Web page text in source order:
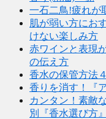
一石二鳥!疲れが
肌が弱い方にお
けない楽しみ方
赤ワインと表現
の伝え方
香水の保管方法
香りを消す！『
カンタン！素敵
別『香水選び方』